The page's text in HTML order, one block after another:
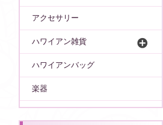
アクセサリー
ハワイアン雑貨
ハワイアンバッグ
楽器